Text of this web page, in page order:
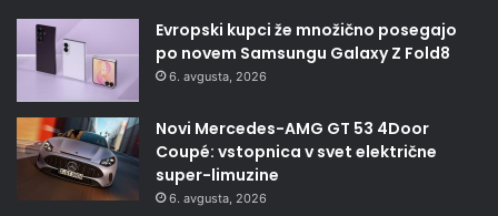
Evropski kupci že množično posegajo
po novem Samsungu Galaxy Z Fold8
6. avgusta, 2026
Novi Mercedes-AMG GT 53 4Door
Coupé: vstopnica v svet električne
super-limuzine
6. avgusta, 2026